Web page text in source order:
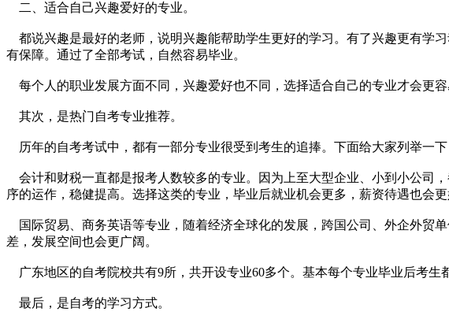
二、适合自己兴趣爱好的专业。
都说兴趣是最好的老师，说明兴趣能帮助学生更好的学习。有了兴趣更有学
有保障。通过了全部考试，自然容易毕业。
每个人的职业发展方面不同，兴趣爱好也不同，选择适合自己的专业才会更容
其次，是热门自考专业推荐。
历年的自考考试中，都有一部分专业很受到考生的追捧。下面给大家列举一下
会计和财税一直都是报考人数较多的专业。因为上至大型企业、小到小公司
序的运作，稳健提高。选择这类的专业，毕业后就业机会更多，薪资待遇也会更
国际贸易、商务英语等专业，随着经济全球化的发展，跨国公司、外企外贸
差，发展空间也会更广阔。
广东地区的自考院校共有9所，共开设专业60多个。基本每个专业毕业后考生
最后，是自考的学习方式。